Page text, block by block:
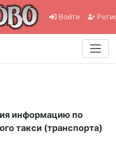
Войти
информацию по
такси (транспорта)